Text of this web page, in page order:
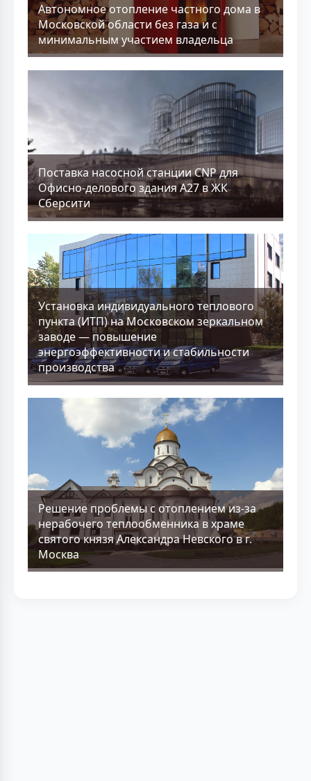
Aвтономное отопление частного дома в
Московской области без газа и с
минимальным участием владельца
Поставка насосной станции CNP для
Офисно-делового здания А27 в ЖК
Сберсити
Установка индивидуального теплового
пункта (ИТП) на Московском зеркальном
заводе — повышение
энергоэффективности и стабильности
производства
Решение проблемы с отоплением из-за
нерабочего теплообменника в храме
святого князя Александра Невского в г.
Москва